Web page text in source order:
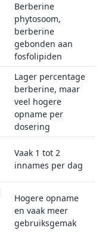
Berberine
phytosoom,
berberine
gebonden aan
fosfolipiden
Lager percentage
berberine, maar
veel hogere
opname per
dosering
Vaak 1 tot 2
innames per dag
Hogere opname
en vaak meer
gebruiksgemak